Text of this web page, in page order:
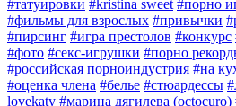
#татуировки #kristina sweet #порно
#фильмы для взрослых #привычки
#пирсинг #игра престолов #конкурс
#фото #секс-игрушки #порно
#российская порноиндустрия #на
#оценка члена #белье #стюардессы
lovekaty #марина дягилева (octocuro)